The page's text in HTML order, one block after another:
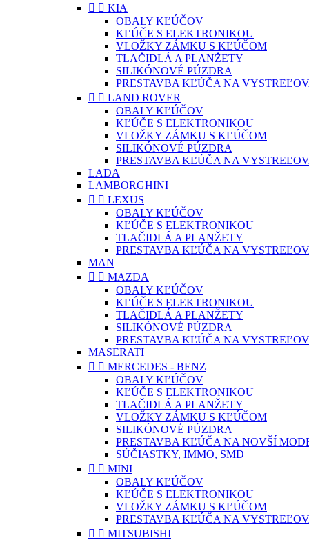
  KIA
OBALY KĽÚČOV
KĽÚČE S ELEKTRONIKOU
VLOŽKY ZÁMKU S KĽÚČOM
TLAČIDLÁ A PLANŽETY
SILIKÓNOVÉ PÚZDRA
PRESTAVBA KĽÚČA NA
  LAND ROVER
OBALY KĽÚČOV
KĽÚČE S ELEKTRONIKOU
VLOŽKY ZÁMKU S KĽÚČOM
SILIKÓNOVÉ PÚZDRA
PRESTAVBA KĽÚČA NA
LADA
LAMBORGHINI
  LEXUS
OBALY KĽÚČOV
KĽÚČE S ELEKTRONIKOU
TLAČIDLÁ A PLANŽETY
PRESTAVBA KĽÚČA NA
MAN
  MAZDA
OBALY KĽÚČOV
KĽÚČE S ELEKTRONIKOU
TLAČIDLÁ A PLANŽETY
SILIKÓNOVÉ PÚZDRA
PRESTAVBA KĽÚČA NA
MASERATI
  MERCEDES - BENZ
OBALY KĽÚČOV
KĽÚČE S ELEKTRONIKOU
TLAČIDLÁ A PLANŽETY
VLOŽKY ZÁMKU S KĽÚČOM
SILIKÓNOVÉ PÚZDRA
PRESTAVBA KĽÚČA NA NOVŠÍ
SÚČIASTKY, IMMO, SMD
  MINI
OBALY KĽÚČOV
KĽÚČE S ELEKTRONIKOU
VLOŽKY ZÁMKU S KĽÚČOM
PRESTAVBA KĽÚČA NA
  MITSUBISHI